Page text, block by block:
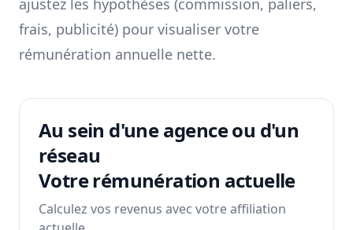
ajustez les hypothèses (commission, paliers,
frais, publicité) pour visualiser votre
rémunération annuelle nette.
Au sein d'une agence ou d'un
réseau
Votre rémunération actuelle
Calculez vos revenus avec votre affiliation